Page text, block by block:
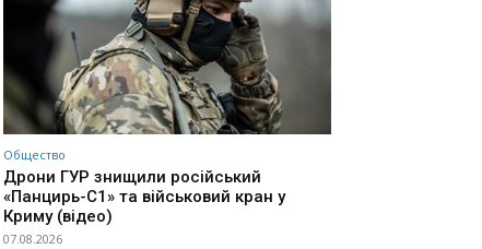
Общество
Дрони ГУР знищили російський
«Панцирь-С1» та військовий кран у
Криму (відео)
07.08.2026